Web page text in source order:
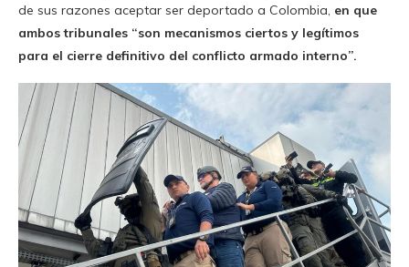
de sus razones aceptar ser deportado a Colombia, en que
ambos tribunales “son mecanismos ciertos y legítimos
para el cierre definitivo del conflicto armado interno”.